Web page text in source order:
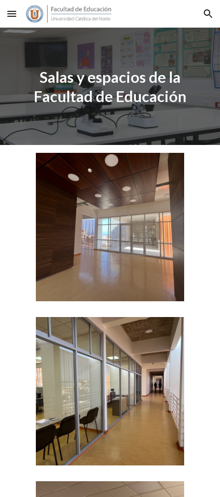
Skip to main content Skip to navigation
Salas y espacios de la
Facultad de Educación